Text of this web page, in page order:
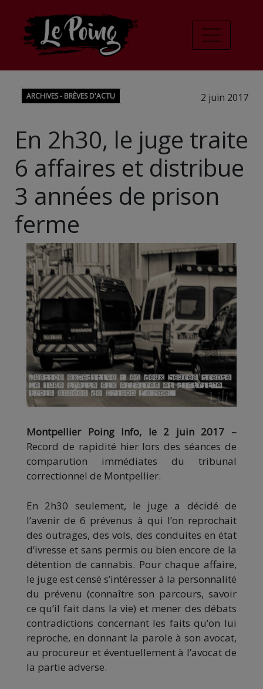
ARCHIVES - BRÈVES D'ACTU 2 juin 2017
En 2h30, le juge traite
6 affaires et distribue
3 années de prison
ferme
Montpellier Poing Info, le 2 juin 2017 –
Record de rapidité hier lors des séances de
comparution immédiates du tribunal
correctionnel de Montpellier.
En 2h30 seulement, le juge a décidé de
l’avenir de 6 prévenus à qui l’on reprochait
des outrages, des vols, des conduites en état
d’ivresse et sans permis ou bien encore de la
détention de cannabis. Pour chaque affaire,
le juge est censé s’intéresser à la personnalité
du prévenu (connaître son parcours, savoir
ce qu’il fait dans la vie) et mener des débats
contradictions concernant les faits qu’on lui
reproche, en donnant la parole à son avocat,
au procureur et éventuellement à l’avocat de
la partie adverse.